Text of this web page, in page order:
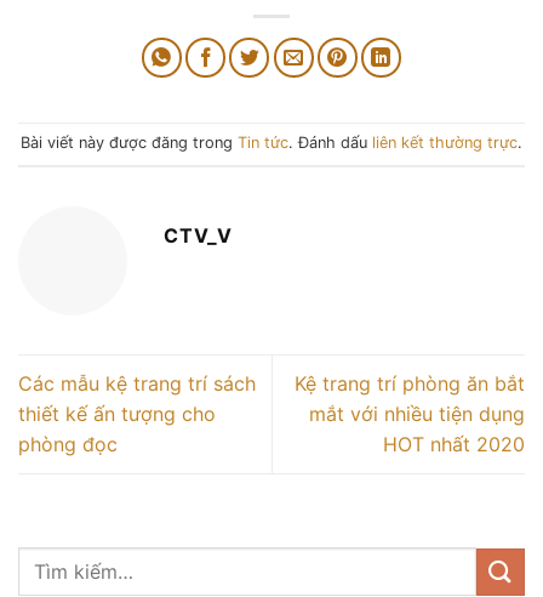
Bài viết này được đăng trong Tin tức. Đánh dấu liên kết thường trực.
CTV_V
Các mẫu kệ trang trí sách
thiết kế ấn tượng cho
phòng đọc
Kệ trang trí phòng ăn bắt
mắt với nhiều tiện dụng
HOT nhất 2020